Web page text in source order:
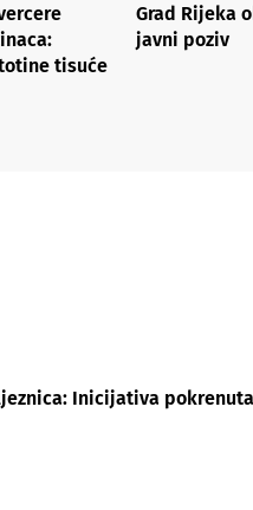
tisuće
Grad Rijeka
javni poziv
Inicijativa